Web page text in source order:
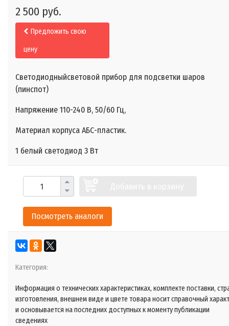
2 500 руб.
Предложить свою
цену
Светодиодныйсветовой прибор для подсветки шаров
(пинспот)
Напряжение 110-240 В, 50/60 Гц,
Материал корпуса АБС-пластик.
1 белый светодиод 3 Вт
Посмотреть аналоги
Категория:
Информация о технических характеристиках, комплекте поставки,
изготовления, внешнем виде и цвете товара носит справочный
и основывается на последних доступных к моменту публикации
сведениях